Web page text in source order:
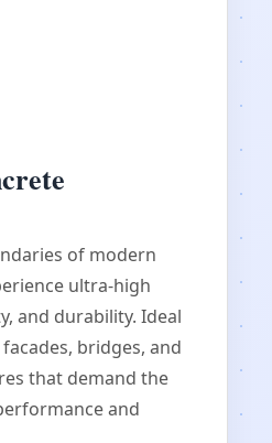
of modern
ultra-high
and durability. Ideal
bridges, and
that demand the
and